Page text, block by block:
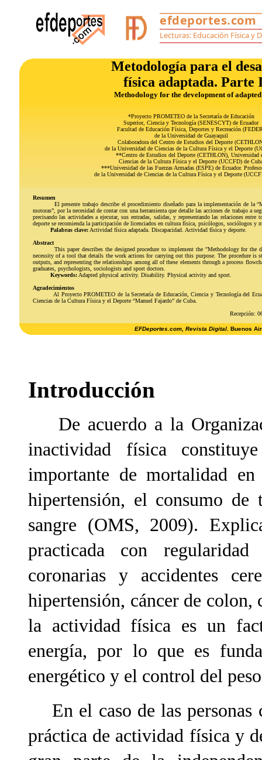
Metodología para el
física adaptada.
Methodology for the development of
*Proyecto PROMETEO de la Secretaría de Educación
Superior, Ciencia y Tecnología (SENESCYT) de Ecuador
Facultad de Educación Física, Deportes y Recreación
de la Universidad de Guayaquil
Colaboradora del Centro de Estudios del Deporte
de la Universidad de Ciencias de la Cultura Física y el Deporte
**Centro de Estudios del Deporte (CETHLON), Universidad
Ciencias de la Cultura Física y el Deporte (UCCFD) de
***Universidad de las Fuerzas Armadas (ESPE) de Ecuador.
de la Universidad de Ciencias de la Cultura Física y el Deporte
Resumen
El presente trabajo describe el procedimiento diseñado para la implementación de
motoras”, por la necesidad de contar con una herramienta que detalle las acciones de trabajo a
precisando las actividades a ejecutar, sus entradas, salidas, y representando las relaciones
deporte se recomienda la participación de licenciados en cultura física, psicólogos, sociólogos y
Palabras clave:Actividad física adaptada. Discapacidad. Actividad física y deporte.
Abstract
This paper describes the designed procedure to implement the "Methodology for
necessity of a tool that details the work actions for carrying out this purpose. The procedure
outputs, and representing the relationships among all of these elements through a process
graduates, psychologists, sociologists and sport doctors.
Keywords:Adapted physical activity. Disability. Physical activity and sport.
Agradecimientos
Al Proyecto PROMETEO de la Secretaría de Educación, Ciencia y Tecnología del
Ciencias de la Cultura Física y el Deporte “Manuel Fajardo” de Cuba.
Recepción:
EFDeportes.com, Revista Digital. Buenos
Introducción
De acuerdo a la
inactividad física
importante de mortalidad
hipertensión, el consumo
sangre (OMS, 2009).
practicada con
coronarias y accidentes
hipertensión, cáncer de colon,
la actividad física es un
energía, por lo que es
energético y el control del
En el caso de las personas
práctica de actividad física y